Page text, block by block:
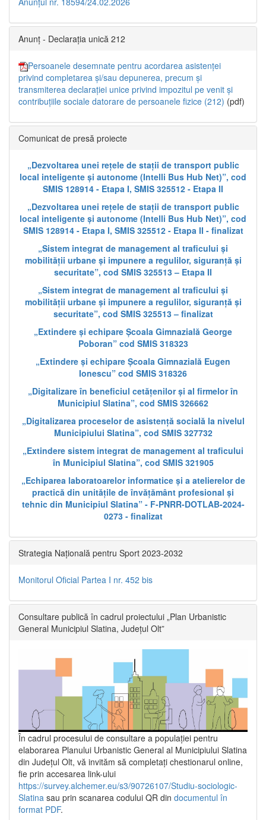
Anunț - Declarația unică 212
Persoanele desemnate pentru acordarea asistenței
privind completarea și/sau depunerea, precum și
transmiterea declarației unice privind impozitul pe venit și
contribuțiile sociale datorare de persoanele fizice (212) (pdf)
Comunicat de presă proiecte
„Dezvoltarea unei rețele de stații de transport public
local inteligente și autonome (Intelli Bus Hub Net)”, cod
SMIS 128914 - Etapa I, SMIS 325512 - Etapa II
„Dezvoltarea unei rețele de stații de transport public
local inteligente și autonome (Intelli Bus Hub Net)”, cod
SMIS 128914 - Etapa I, SMIS 325512 - Etapa II - finalizat
„Sistem integrat de management al traficului și
mobilității urbane și impunere a regulilor, siguranță și
securitate”, cod SMIS 325513 – Etapa II
„Sistem integrat de management al traficului și
mobilității urbane și impunere a regulilor, siguranță și
securitate”, cod SMIS 325513 – finalizat
„Extindere și echipare Școala Gimnazială George
Poboran” cod SMIS 318323
„Extindere și echipare Școala Gimnazială Eugen
Ionescu” cod SMIS 318326
„Digitalizare în beneficiul cetățenilor și al firmelor în
Municipiul Slatina”, cod SMIS 326662
„Digitalizarea proceselor de asistență socială la nivelul
Municipiului Slatina”, cod SMIS 327732
„Extindere sistem integrat de management al traficului
în Municipiul Slatina”, cod SMIS 321905
„Echiparea laboratoarelor informatice și a atelierelor de
practică din unitățile de învățământ profesional și
tehnic din Municipiul Slatina” - F-PNRR-DOTLAB-2024-
0273 - finalizat
Strategia Națională pentru Sport 2023-2032
Monitorul Oficial Partea I nr. 452 bis
Consultare publică în cadrul proiectului „Plan Urbanistic
General Municipiul Slatina, Județul Olt”
În cadrul procesului de consultare a populaţiei pentru
elaborarea Planului Urbanistic General al Municipiului Slatina
din Județul Olt, vă invităm să completați chestionarul online,
fie prin accesarea link-ului
https://survey.alchemer.eu/s3/90726107/Studiu-sociologic-
Slatina sau prin scanarea codului QR din documentul în
format PDF.